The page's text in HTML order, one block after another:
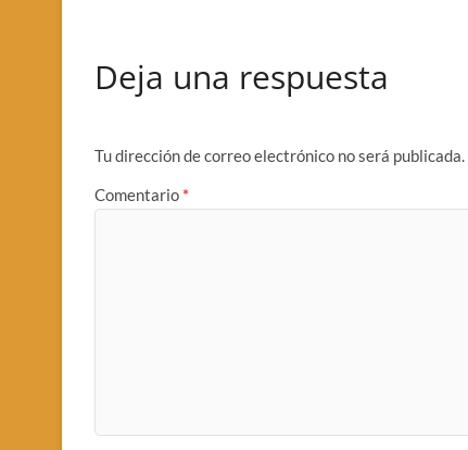
Deja una respuesta
Tu dirección de correo electrónico no será publicada.
Comentario *